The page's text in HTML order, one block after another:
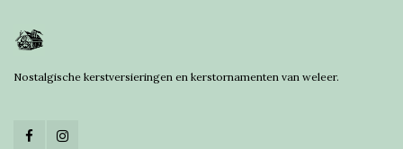
Nostalgische kerstversieringen en kerstornamenten van weleer.